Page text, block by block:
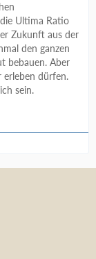
Ultima Ratio
Zukunft aus der
den ganzen
bebauen. Aber
erleben dürfen.
sein.